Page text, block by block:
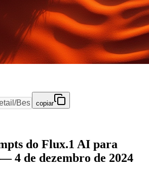
copiar
do Flux.1 AI para
4 de dezembro de 2024